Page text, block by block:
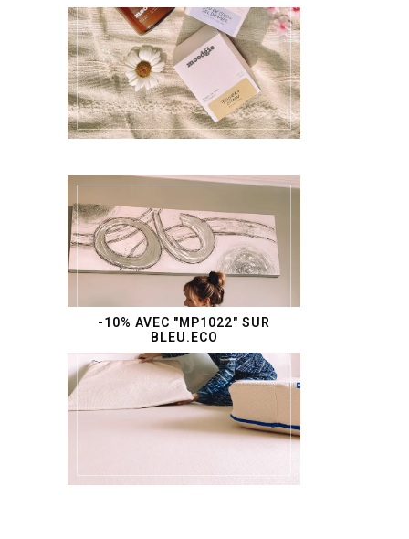
-10% AVEC "MP1022" SUR
BLEU.ECO